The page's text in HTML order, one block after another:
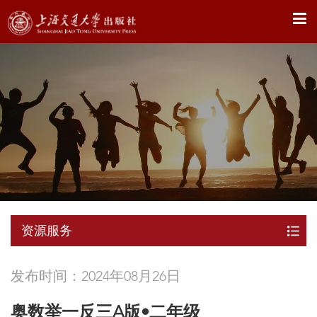
X
资源服务
发布时间：2024年08月26日
奥数举一反三A版•二年级